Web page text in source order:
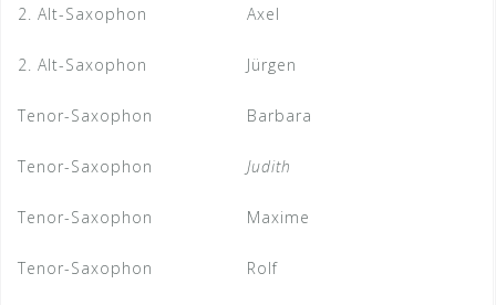
2. Alt-Saxophon
2. Alt-Saxophon
Tenor-Saxophon
Tenor-Saxophon
Tenor-Saxophon
Tenor-Saxophon
Axel
Jürgen
Barbara
Judith
Maxime
Rolf